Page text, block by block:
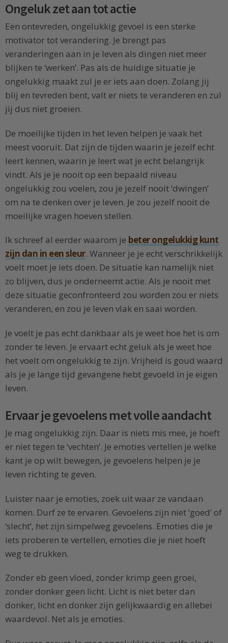
Ongeluk zet aan tot actie
Een ontevreden, ongelukkig gevoel is een sterke
motivator tot verandering. Je brengt pas
veranderingen aan in je leven als dingen niet meer
blijken te ‘werken’. Pas als de huidige situatie je
ongelukkig maakt zul je er iets aan doen. Zolang jij
blij en tevreden bent, valt er niets te veranderen en zul
jij dus niet groeien.
De moeilijke tijden in het leven helpen je vaak het
meest vooruit. Dat zijn de tijden waarin je jezelf echt
leert kennen, waarin je leert wat je echt belangrijk
vindt. Als je je nooit op een bepaald niveau
ongelukkig zou voelen, zou je jezelf nooit ‘dwingen’
om na te denken over je leven. Je zou jezelf nooit de
moeilijke vragen hoeven stellen.
Ik schreef al eerder waarom je beter ongelukkig kunt
zijn dan in een sleur. Wanneer je je echt verschrikkelijk
voelt moet je iets doen. De situatie kan namelijk niet
zo blijven, dus je onderneemt actie. Als je nooit met
deze situatie geconfronteerd zou worden zou er niets
veranderen, en zou je leven vlak en saai worden.
Je voelt je pas echt dankbaar als je weet hoe het is om
zonder te leven. Je ervaart echt geluk als je weet hoe
het voelt om ongelukkig te zijn. Vrijheid is goud waard
als je je lange tijd gevangene hebt gevoeld in je eigen
leven.
Ervaar je gevoelens met volle aandacht
Je mag ongelukkig zijn. Daar is niets mis mee, je hoeft
er niet tegen te ‘vechten’. Je emoties vertellen je welke
kant je op wilt bewegen, je gevoelens helpen je je
leven richting te geven.
Luister naar je emoties, zoek uit waar ze vandaan
komen. Durf ze te ervaren. Gevoelens zijn niet ‘goed’ of
‘slecht’, het zijn simpelweg gevoelens. Emoties die je
iets proberen te vertellen, emoties die je niet hoeft
weg te drukken.
Zonder eb geen vloed, zonder krimp geen groei,
zonder donker geen licht. Licht is niet beter dan
donker, licht en donker zijn gelijkwaardig en allebei
waardevol. Net als je emoties.